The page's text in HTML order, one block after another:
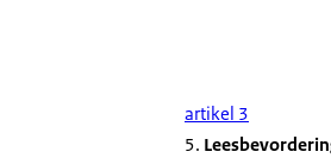
artikel 3
5.